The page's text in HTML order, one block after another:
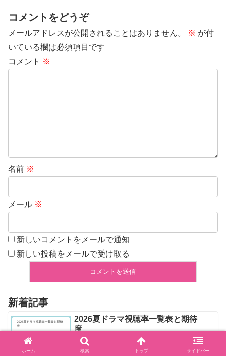
コメントをどうぞ
メールアドレスが公開されることはありません。 ※ が付
いている欄は必須項目です
コメント ※
名前 ※
メール ※
新しいコメントをメールで通知
新しい投稿をメールで受け取る
新着記事
2026夏ドラマ視聴率一覧表と期待
度
ホーム 検索 トップ サイドバー